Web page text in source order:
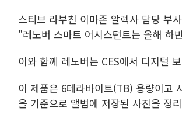
스티브 라부친 이마존 알렉사 담당 부
"레노버 스마트 어시스턴트는 올해 하
이와 함께 레노버는 CES에서 디지털
이 제품은 6테라바이트(TB) 용량이고
을 기준으로 앨범에 저장된 사진을 정